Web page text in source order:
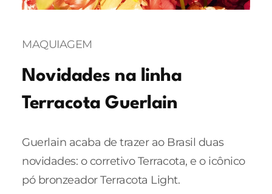
MAQUIAGEM
Novidades na linha
Terracota Guerlain
Guerlain acaba de trazer ao Brasil duas
novidades: o corretivo Terracota, e o icônico
pó bronzeador Terracota Light.